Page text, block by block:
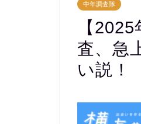
中年調査隊
【
査、急
い説！